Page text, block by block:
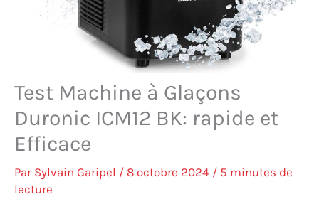
Test Machine à Glaçons
Duronic ICM12 BK: rapide et
Efficace
Par Sylvain Garipel / 8 octobre 2024 / 5 minutes de
lecture